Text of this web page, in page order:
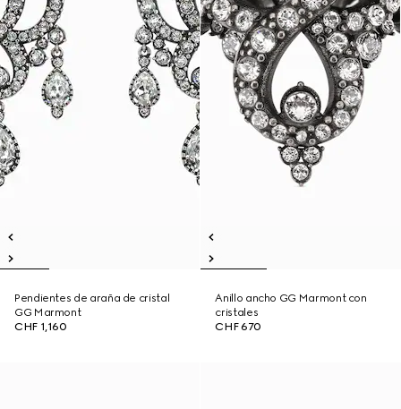
Pendientes de araña de cristal
GG Marmont
CHF 1,160
Anillo ancho GG Marmont con
cristales
CHF 670